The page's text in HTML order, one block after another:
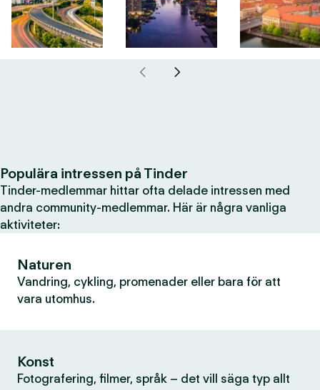
Populära intressen på Tinder
Tinder-medlemmar hittar ofta delade intressen med
andra community-medlemmar. Här är några vanliga
aktiviteter:
Naturen
Vandring, cykling, promenader eller bara för att
vara utomhus.
Konst
Fotografering, filmer, språk – det vill säga typ allt